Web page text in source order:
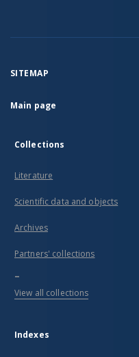
SITEMAP
Main page
Collections
Literature
Scientific data and objects
Archives
Partners' collections
...
View all collections
Indexes